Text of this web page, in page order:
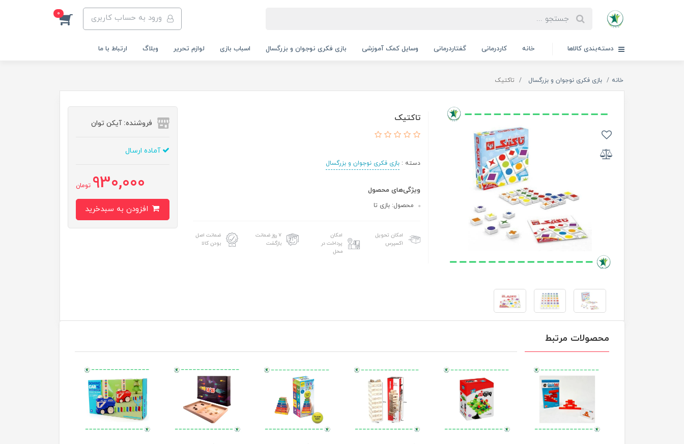
ورود به حساب کاربری 0
دسته‌بندی کالاها خانه کاردرمانی گفتاردرمانی وسایل کمک آموزشی بازی فکری نوجوان و بزرگسال اسباب بازی لوازم تحریر وبلاگ ارتباط با ما
خانه بازی فکری نوجوان و بزرگسال تاکتیک
تاکتیک
دسته :بازی فکری نوجوان و بزرگسال
ویژگی‌های محصول
محصول: بازی تا
امکان تحویل
اکسپرس
امکان
پرداخت در
محل
۷ روز ضمانت
بازگشت
ضمانت اصل
بودن کالا
فروشنده: آیکن توان
آماده ارسال
930,000 تومان
محصولات مرتبط